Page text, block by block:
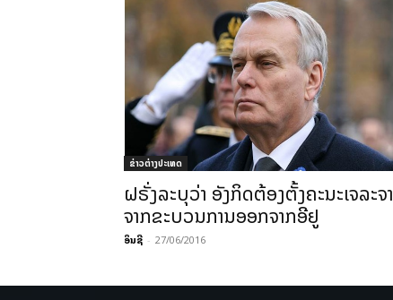
ຂ່າວຕ່າງປະເທດ
ຝຣັ່ງລະບຸວ່າ ອັງກິດຕ້ອງຕັ້ງຄະນະເຈລະຈາ
ຈາກຂະບວນການອອກຈາກອີຢູ
ອິນຊີ - 27/06/2016